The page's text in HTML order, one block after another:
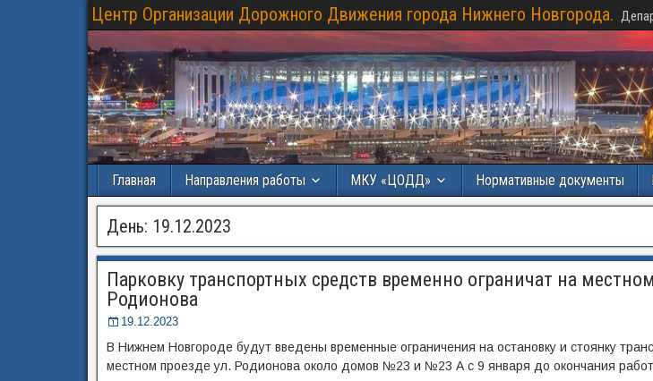
Центр Организации Дорожного Движения города Нижнего Новгорода.
Главная Направления работы МКУ «ЦОДД» Нормативные документы
День: 19.12.2023
Парковку транспортных средств временно ограничат на
Родионова
19.12.2023
В Нижнем Новгороде будут введены временные ограничения на остановку и стоянку
местном проезде ул. Родионова около домов №23 и №23 А с 9 января до окончания работ